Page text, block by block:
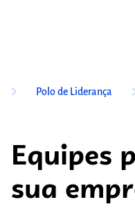
keyboard_arrow_right Polo de Liderança
Equipes
sua